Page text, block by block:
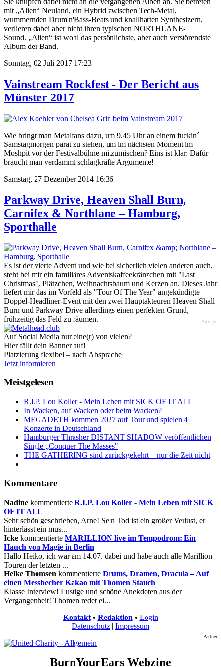
Sie knüpfen dabei nicht an die vergangenen Alben an. Sie betreten
mit „Alien“ Neuland, ein Hybrid zwischen Tech-Metal,
wummernden Drum'n'Bass-Beats und knallharten Synthesizern,
verlieren dabei aber nicht ihren typischen NORTHLANE-
Sound. „Alien“ ist wohl das persönlichste, aber auch verstörendste
Album der Band.
Sonntag, 02 Juli 2017 17:23
Vainstream Rockfest - Der Bericht aus
Münster 2017
Wie bringt man Metalfans dazu, um 9.45 Uhr an einem fuckin´
Samstagmorgen parat zu stehen, um im nächsten Moment im
Moshpit vor der Festivalbühne mitzumischen? Eins ist klar: Dafür
braucht man verdammt schlagkräfte Argumente!
Samstag, 27 Dezember 2014 16:36
Parkway Drive, Heaven Shall Burn,
Carnifex & Northlane – Hamburg,
Sporthalle
Es ist der vierte Advent und wie bei sicherlich vielen anderen auch,
steht bei mir ein familiäres Adventskaffeekränzchen mit "Last
Christmas", Plätzchen, Weihnachtsbaum und Kerzen an. Dieses Jahr
liefert mir das im Vorfeld als "Tour Of The Year" angekündigte
Doppel-Headliner-Event mit den zwei Hauptakteuren Heaven Shall
Burn und Parkway Drive allerdings einen perfekten Grund,
frühzeitig das Feld zu räumen.
Anzeige
Auf Social Media nur eine(r) von vielen?
Hier fällt dein Banner auf!
Platzierung flexibel – nach Absprache
Jetzt informieren
Meistgelesen
R.I.P. Lou Koller - Mein Leben mit SICK OF IT ALL
In Wacken, auf Wacken oder beim Wacken?
MEGADETH kommen 2027 auf Tour und spielen 4
Konzerte in Deutschland
Hamburger Thrasher DISTANT SHADOW veröffentlichen
Single „Conquer The Masses"
THE GATHERING sind zurückgekehrt – nur die Zeit nicht
Kommentare
Nadine kommentierte R.I.P. Lou Koller - Mein Leben mit SICK
OF IT ALL
Sehr schön geschrieben, Arne! Sein Tod ist ein großer Verlust, er
hinterlässt ein mus...
Icke kommentierte MARILLION live im Tempodrom: Ein
Hauch von Magie in Berlin
Hallo Heiko, ich war am 14.07. dabei und habe auch alle Marillion
Touren der letzten ...
Helke Thomsen kommentierte Drums, Dramen, Dracula – Auf
einen Messbecher Kakao mit Thomen Stauch
Klasse Interview! Lustige und schöne Anekdoten aus der
Vergangenheit! Thomen redet ei...
Kontakt• Redaktion • Login
Datenschutz | Impressum
Partner
BurnYourEars Webzine